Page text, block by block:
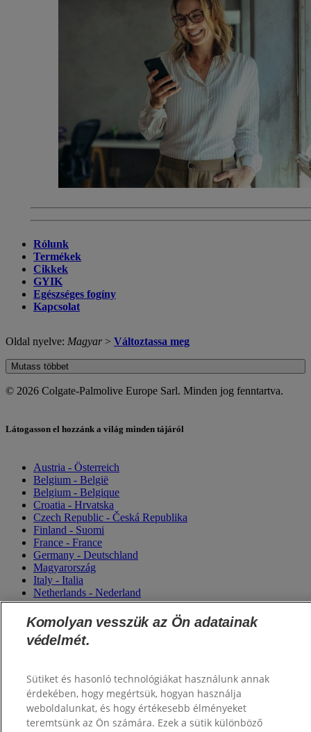
Rólunk
Termékek
Cikkek
GYIK
Egészséges fogíny
Kapcsolat
Oldal nyelve: Magyar> Változtassa meg
Mutass többet
© 2026 Colgate-Palmolive Europe Sarl. Minden jog fenntartva.
Látogasson el hozzánk a világ minden tájáról
Austria - Österreich
Belgium - België
Belgium - Belgique
Croatia - Hrvatska
Czech Republic - Česká Republika
Finland - Suomi
France - France
Germany - Deutschland
Magyarország
Italy - Italia
Netherlands - Nederland
Poland - Polska
Saudi Arabia (العربية)
Saudi Arabia (English)
Slovensko
Switzerland (Suisse)
Turkey - Türkiye
Ukraine - Україна
Komolyan vesszük az Ön adatainak
védelmét.
Sütiket és hasonló technológiákat használunk annak
érdekében, hogy megértsük, hogyan használja
weboldalunkat, és hogy értékesebb élményeket
teremtsünk az Ön számára. Ezek a sütik különböző